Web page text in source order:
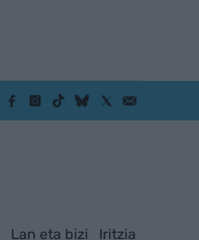
Lan eta bizi Iritzia